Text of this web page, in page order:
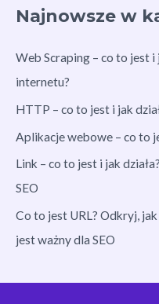
Najnowsze w
Web Scraping – co to jest
internetu?
HTTP – co to jest i jak
Aplikacje webowe – co to
Link – co to jest i jak
SEO
Co to jest URL? Odkryj,
jest ważny dla SEO